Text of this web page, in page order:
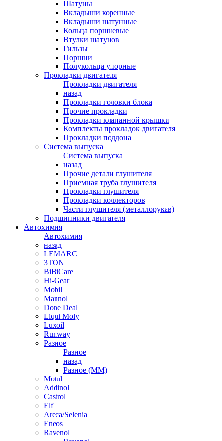
Шатуны
Вкладыши коренные
Вкладыши шатунные
Кольца поршневые
Втулки шатунов
Гильзы
Поршни
Полукольца упорные
Прокладки двигателя
Прокладки двигателя
назад
Прокладки головки блока
Прочие прокладки
Прокладки клапанной крышки
Комплекты прокладок двигателя
Прокладки поддона
Система выпуска
Система выпуска
назад
Прочие детали глушителя
Приемная труба глушителя
Прокладки глушителя
Прокладки коллекторов
Части глушителя (металлорукав)
Подшипники двигателя
Автохимия
Автохимия
назад
LEMARC
3TON
BiBiCare
Hi-Gear
Mobil
Mannol
Done Deal
Liqui Moly
Luxoil
Runway
Разное
Разное
назад
Разное (ММ)
Motul
Addinol
Castrol
Elf
Areca/Selenia
Eneos
Ravenol